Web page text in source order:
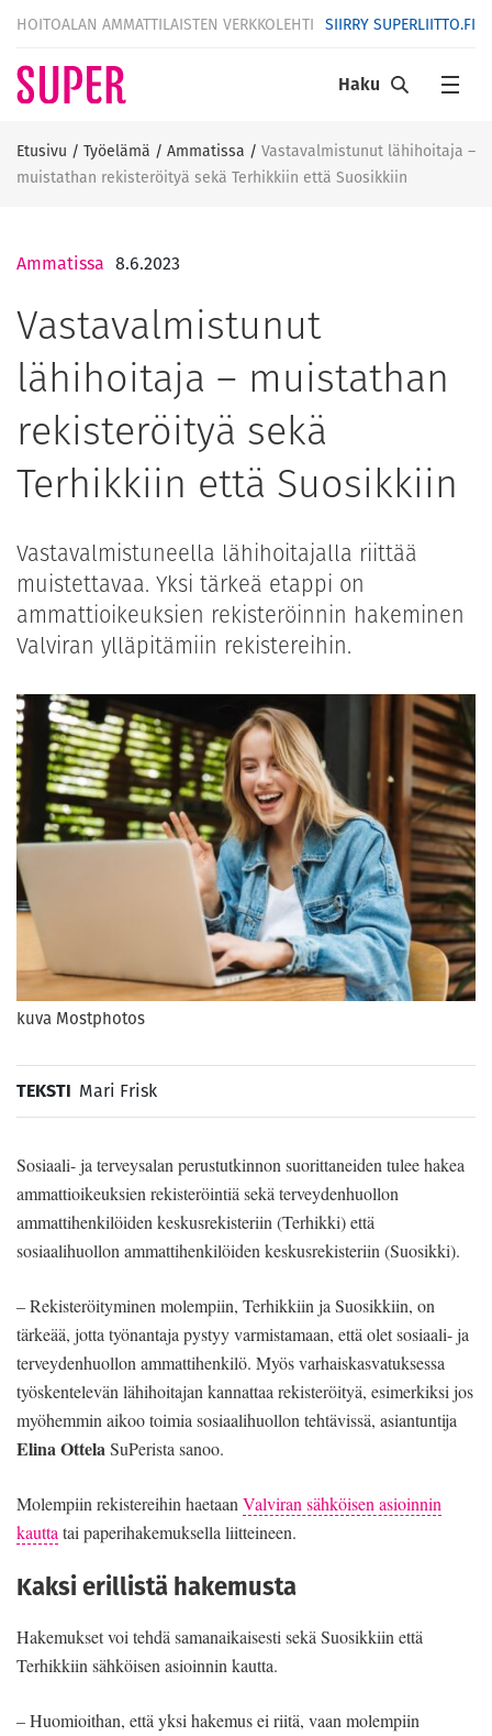
HOITOALAN AMMATTILAISTEN VERKKOLEHTI SIIRRY SUPERLIITTO.FI
Haku
Etusivu / Työelämä / Ammatissa / Vastavalmistunut lähihoitaja –
muistathan rekisteröityä sekä Terhikkiin että Suosikkiin
Ammatissa 8.6.2023
Vastavalmistunut
lähihoitaja – muistathan
rekisteröityä sekä
Terhikkiin että Suosikkiin
Vastavalmistuneella lähihoitajalla riittää
muistettavaa. Yksi tärkeä etappi on
ammattioikeuksien rekisteröinnin hakeminen
Valviran ylläpitämiin rekistereihin.
kuva Mostphotos
TEKSTI Mari Frisk
Sosiaali- ja terveysalan perustutkinnon suorittaneiden tulee hakea
ammattioikeuksien rekisteröintiä sekä terveydenhuollon
ammattihenkilöiden keskusrekisteriin (Terhikki) että
sosiaalihuollon ammattihenkilöiden keskusrekisteriin (Suosikki).
– Rekisteröityminen molempiin, Terhikkiin ja Suosikkiin, on
tärkeää, jotta työnantaja pystyy varmistamaan, että olet sosiaali- ja
terveydenhuollon ammattihenkilö. Myös varhaiskasvatuksessa
työskentelevän lähihoitajan kannattaa rekisteröityä, esimerkiksi jos
myöhemmin aikoo toimia sosiaalihuollon tehtävissä, asiantuntija
Elina OttelaSuPerista sanoo.
Molempiin rekistereihin haetaan Valviran sähköisen asioinnin
kautta tai paperihakemuksella liitteineen.
Kaksi erillistä hakemusta
Hakemukset voi tehdä samanaikaisesti sekä Suosikkiin että
Terhikkiin sähköisen asioinnin kautta.
– Huomioithan, että yksi hakemus ei riitä, vaan molempiin